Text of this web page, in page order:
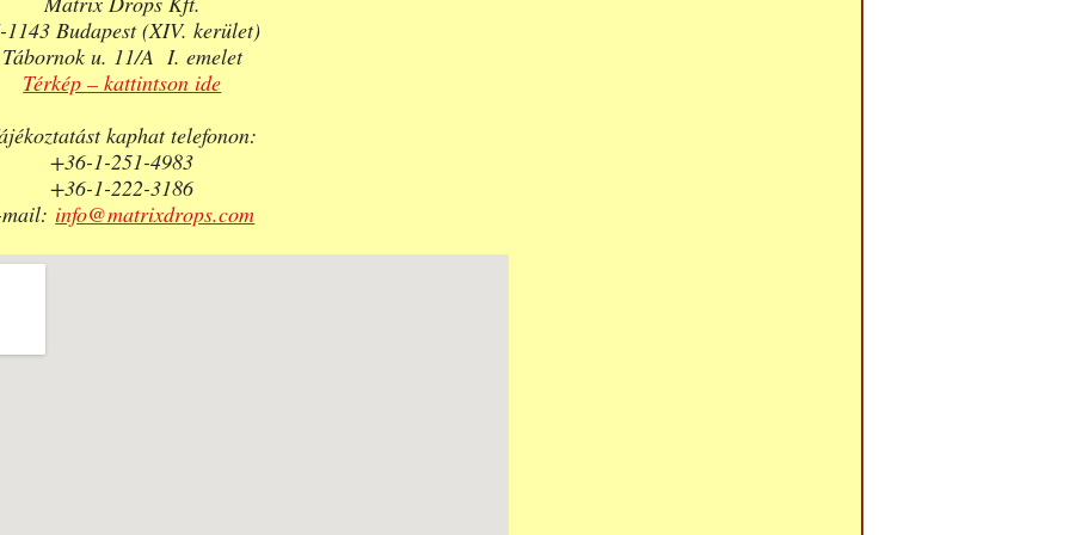
1143 Budapest (XIV. kerület)
Tábornok u. 11/A I. emelet
Térkép – kattintson ide
kaphat telefonon:
+36-1-251-4983
+36-1-222-3186
info@matrixdrops.com